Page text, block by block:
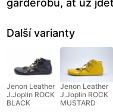
garderóbu, ať už
Další varianty
Jenon Leather
J.Joplin ROCK
BLACK
Jenon Leather
J.Joplin ROCK
MUSTARD